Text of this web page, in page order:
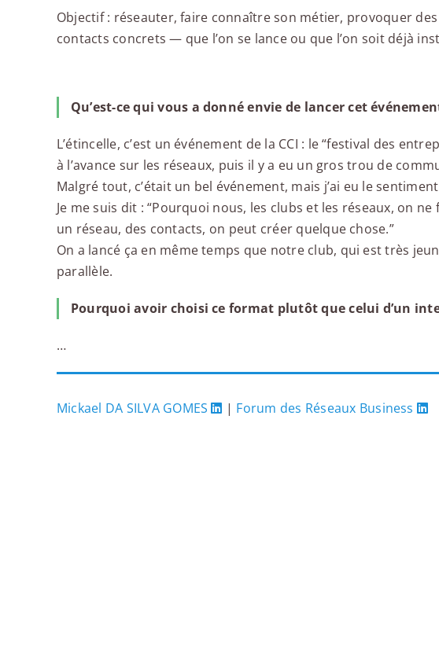
Objectif : réseauter, faire connaître son métier, provoquer
contacts concrets — que l’on se lance ou que l’on soit déjà
Qu’est-ce qui vous a donné envie de lancer cet
L’étincelle, c’est un événement de la CCI : le “festival des
à l’avance sur les réseaux, puis il y a eu un gros trou de
Malgré tout, c’était un bel événement, mais j’ai eu le
Je me suis dit : “Pourquoi nous, les clubs et les réseaux, on
un réseau, des contacts, on peut créer quelque chose.”
On a lancé ça en même temps que notre club, qui est très
parallèle.
Pourquoi avoir choisi ce format plutôt que celui d’un
…
Mickael DA SILVA GOMES | Forum des Réseaux Business